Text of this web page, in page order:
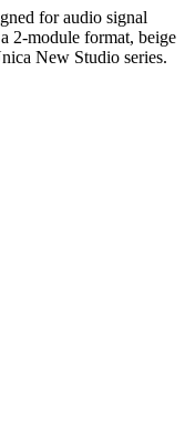
for audio signal
2-module format, beige
New Studio series.